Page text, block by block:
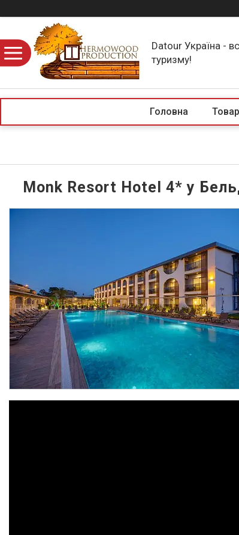
Datour Україна -
туризму!
Головна
Monk Resort Hotel 4* у